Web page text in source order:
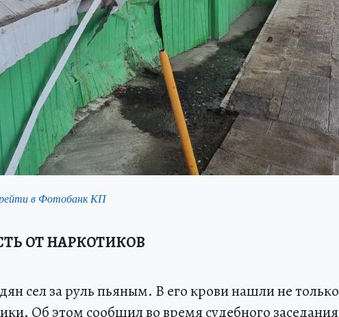
в Фотобанк КП
ОТ НАРКОТИКОВ
сел за руль пьяным. В его крови нашли не только
Об этом сообщил во время судебного заседания